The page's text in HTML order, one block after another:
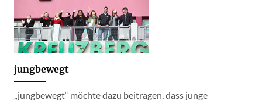
jungbewegt
„jungbewegt“ möchte dazu beitragen, dass junge